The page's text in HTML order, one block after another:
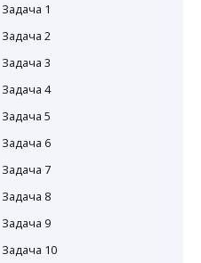
Задача 1
Задача 2
Задача 3
Задача 4
Задача 5
Задача 6
Задача 7
Задача 8
Задача 9
Задача 10